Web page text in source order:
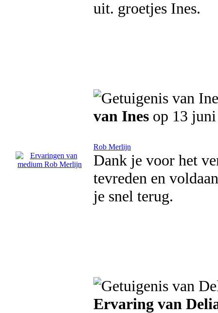
uit. groetjes Ines.
van Ines op 13
Rob Merlijn
Dank je voor het
tevreden en
je snel terug.
Ervaring van